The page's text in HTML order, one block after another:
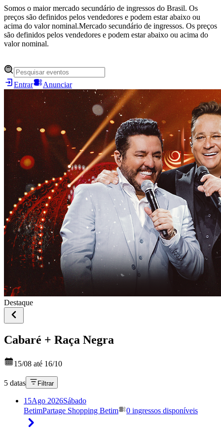
Somos o maior mercado secundário de ingressos do Brasil. Os
preços são definidos pelos vendedores e podem estar abaixo ou
acima do valor nominal.Mercado secundário de ingressos. Os preços
são definidos pelos vendedores e podem estar abaixo ou acima do
valor nominal.
Entrar Anunciar
Destaque
Cabaré + Raça Negra
15/08 até 16/10
5 datas Filtrar
15Ago 2026Sábado
BetimPartage Shopping Betim 0 ingressos disponíveis